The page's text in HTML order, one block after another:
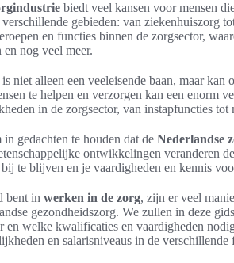
biedt veel kansen voor mensen
gebieden: van ziekenhuiszorg
en functies binnen de zorgsector,
en nog veel meer.
is niet alleen een veeleisende baan, maar
te helpen en verzorgen kan een enorm
in de zorgsector, van instapfuncties tot
gedachten te houden dat de Nederlandse
ontwikkelingen veranderen
te blijven en je vaardigheden en kennis
bent in werken in de zorg, zijn er veel
gezondheidszorg. We zullen in deze
en welke kwalificaties en vaardigheden
en salarisniveaus in de verschillende